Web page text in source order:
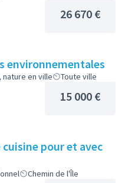
26 670 €
environnementales
en ville Toute ville
15 000 €
pour et avec
Chemin de l'Île